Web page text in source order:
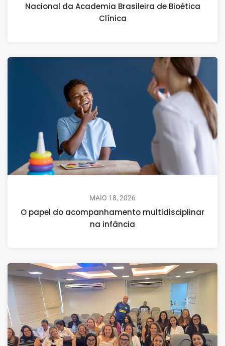
Nacional da Academia Brasileira de Bioética
Clínica
MAIO 18, 2026
O papel do acompanhamento multidisciplinar
na infância